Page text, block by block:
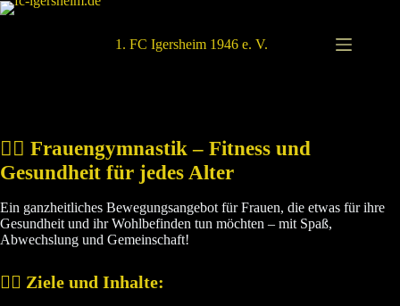
Zum
1. FC Igersheim 1946 e. V.
🙆‍♀️ Frauengymnastik – Fitness und
Gesundheit für jedes Alter
Ein ganzheitliches Bewegungsangebot für Frauen, die etwas für ihre
Gesundheit und ihr Wohlbefinden tun möchten – mit Spaß,
Abwechslung und Gemeinschaft!
🧘‍♀️ Ziele und Inhalte: